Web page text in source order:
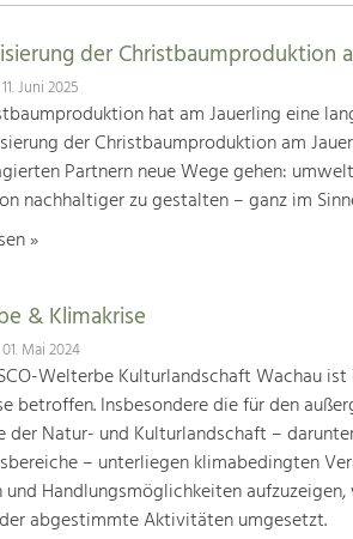
der Christbaumproduktion
Juni 2025
hat am Jauerling eine
der Christbaumproduktion am
Partnern neue Wege gehen:
nachhaltiger zu gestalten – ganz im
»
& Klimakrise
Mai 2024
Welterbe Kulturlandschaft Wachau
betroffen. Insbesondere die für den
der Natur- und Kulturlandschaft –
– unterliegen klimabedingten
Handlungsmöglichkeiten
abgestimmte Aktivitäten umgesetzt.